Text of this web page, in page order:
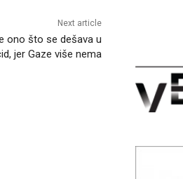
Next article
ono što se dešava u
jer Gaze više nema